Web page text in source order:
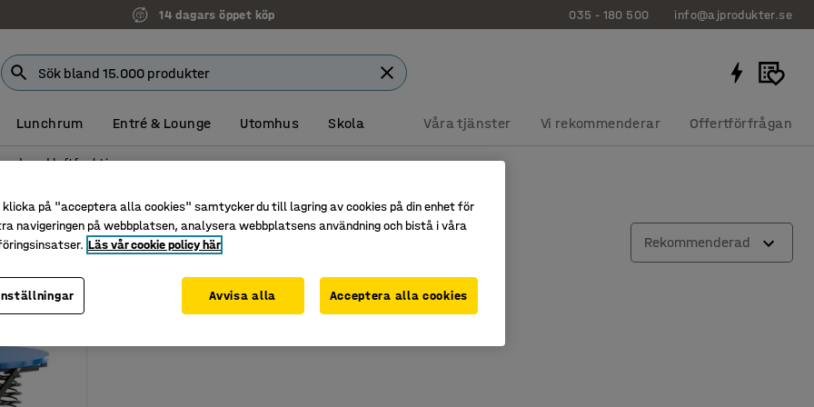
14 dagars öppet köp 035 - 180 500 info@ajprodukter.se
Lunchrum Entré & Lounge Utomhus Skola Våra tjänster Vi rekommenderar Offertförfrågan
med lyftfunktion
Rekommenderad
på "acceptera alla cookies" samtycker du till lagring av cookies på din enhet för
navigeringen på webbplatsen, analysera webbplatsens användning och bistå i våra
Läs vår cookie policy här
Avvisa alla Acceptera alla cookies